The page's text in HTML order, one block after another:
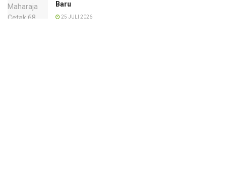
Baru
25 JULI 2026